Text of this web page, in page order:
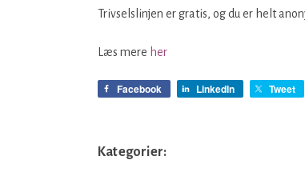
Trivselslinjen er gratis, og du er helt
Læs mere her
Facebook LinkedIn Tweet
Kategorier: